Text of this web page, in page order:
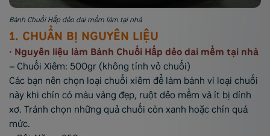
Bánh Chuối Hấp dẻo dai mềm làm tại nhà
1. CHUẨN BỊ NGUYÊN LIỆU
• Nguyên liệu làm Bánh Chuối Hấp dẻo dai mềm tại nhà
– Chuối Xiêm: 500gr (không tính vỏ chuối)
Các bạn nên chọn loại chuối xiêm để làm bánh vì loại chuối
này khi chín có màu vàng đẹp, ruột dẻo mềm và ít bị dính
xơ. Tránh chọn những quả chuối còn xanh hoặc chín quá
mức.